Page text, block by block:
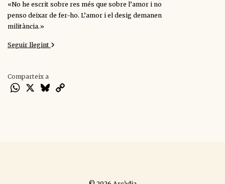
«No he escrit sobre res més que sobre l’amor i no
penso deixar de fer-ho. L’amor i el desig demanen
militància.»
Seguir llegint
Comparteix a
WhatsApp
X Bluesky